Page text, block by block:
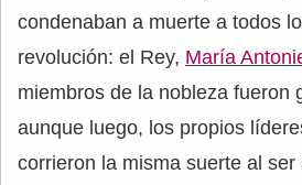
condenaban a muerte a todos
revolución: el Rey, María
miembros de la nobleza fueron
aunque luego, los propios
corrieron la misma suerte al ser